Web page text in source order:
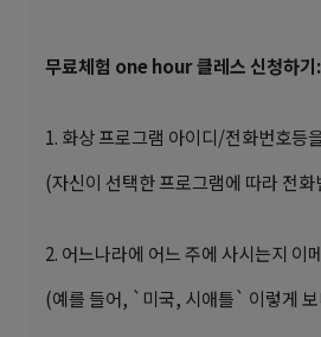
무료체험 one hour 클레스 신청하기:
1. 화상 프로그램 아이디/전화번호등
(자신이 선택한 프로그램에 따라 전
2. 어느나라에 어느 주에 사시는지 이
(예를 들어, `미국, 시애틀` 이렇게